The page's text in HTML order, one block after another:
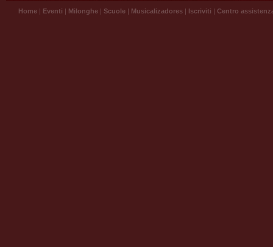
Home | Eventi | Milonghe | Scuole | Musicalizadores | Iscriviti | Centro